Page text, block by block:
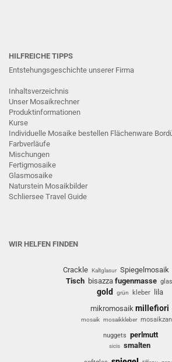
HILFREICHE TIPPS
Entstehungsgeschichte unserer Firma
Inhaltsverzeichnis
Unser Mosaikrechner
Produktinformationen
Kurse
Individuelle Mosaike bestellen Flächenware
Farbverläufe
Mischungen
Fertigmosaike
G lasmosaike
Naturstein Mosaikbilder
Schliersee Travel Guide
WIR HELFEN FINDEN
Crackle Kaltglasur Spiegelmosaik
Tisch bisazza fugenmasse
gold grün kleber
lila
mikromosaik millefiori
mosaik mosaikkleber
nuggets perlmutt
sicis smalten